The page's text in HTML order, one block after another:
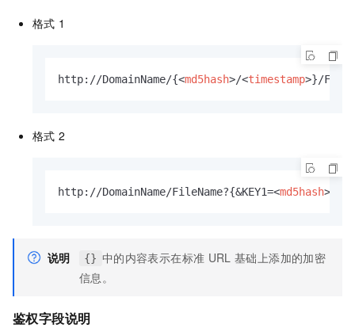
格式 1
http://DomainName/{<md5hash>/<timestamp>}/
格式 2
http://DomainName/FileName?{&KEY1=<md5hash>
说明 {} 中的内容表示在标准 URL 基础上添加的加密
信息。
鉴权字段说明